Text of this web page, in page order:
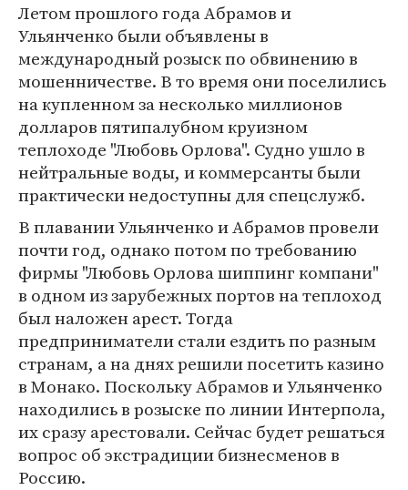
Летом прошлого года Абрамов и
Ульянченко были объявлены в
международный розыск по обвинению в
мошенничестве. В то время они поселились
на купленном за несколько миллионов
долларов пятипалубном круизном
теплоходе "Любовь Орлова". Судно ушло в
нейтральные воды, и коммерсанты были
практически недоступны для спецслужб.
В плавании Ульянченко и Абрамов провели
почти год, однако потом по требованию
фирмы "Любовь Орлова шиппинг компани"
в одном из зарубежных портов на теплоход
был наложен арест. Тогда
предприниматели стали ездить по разным
странам, а на днях решили посетить казино
в Монако. Поскольку Абрамов и Ульянченко
находились в розыске по линии Интерпола,
их сразу арестовали. Сейчас будет решаться
вопрос об экстрадиции бизнесменов в
Россию.